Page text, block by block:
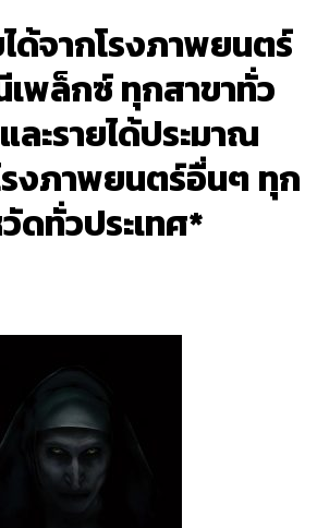
ด้จากโรงภาพยนตร์
เพล็กซ์ ทุกสาขาทั่ว
ละรายได้ประมาณ
งภาพยนตร์อื่นๆ ทุก
ดทั่วประเทศ*